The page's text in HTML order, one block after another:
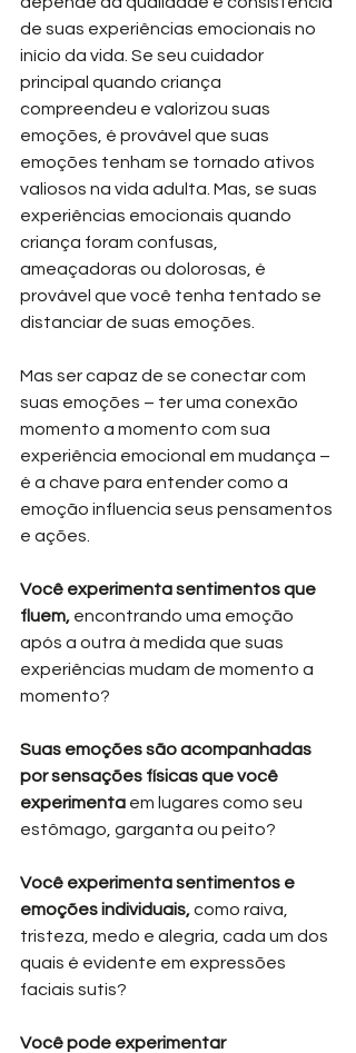
de suas experiências emocionais no
início da vida. Se seu cuidador
principal quando criança
compreendeu e valorizou suas
emoções, é provável que suas
emoções tenham se tornado ativos
valiosos na vida adulta. Mas, se suas
experiências emocionais quando
criança foram confusas,
ameaçadoras ou dolorosas, é
provável que você tenha tentado se
distanciar de suas emoções.
Mas ser capaz de se conectar com
suas emoções – ter uma conexão
momento a momento com sua
experiência emocional em mudança –
é a chave para entender como a
emoção influencia seus pensamentos
e ações.
Você experimenta sentimentos que
fluem, encontrando uma emoção
após a outra à medida que suas
experiências mudam de momento a
momento?
Suas emoções são acompanhadas
por sensações físicas que você
experimenta em lugares como seu
estômago, garganta ou peito?
Você experimenta sentimentos e
emoções individuais, como raiva,
tristeza, medo e alegria, cada um dos
quais é evidente em expressões
faciais sutis?
Você pode experimentar